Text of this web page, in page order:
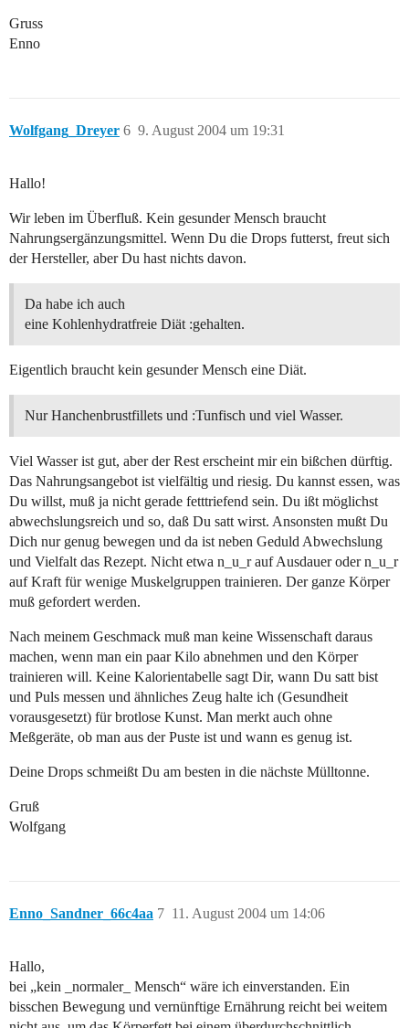
Gruss
Enno
Wolfgang_Dreyer 9. August 2004 um 19:31
6
Hallo!
Wir leben im Überfluß. Kein gesunder Mensch braucht
Nahrungsergänzungsmittel. Wenn Du die Drops futterst, freut sich
der Hersteller, aber Du hast nichts davon.
Da habe ich auch
eine Kohlenhydratfreie Diät :gehalten.
Eigentlich braucht kein gesunder Mensch eine Diät.
Nur Hanchenbrustfillets und :Tunfisch und viel Wasser.
Viel Wasser ist gut, aber der Rest erscheint mir ein bißchen dürftig.
Das Nahrungsangebot ist vielfältig und riesig. Du kannst essen, was
Du willst, muß ja nicht gerade fetttriefend sein. Du ißt möglichst
abwechslungsreich und so, daß Du satt wirst. Ansonsten mußt Du
Dich nur genug bewegen und da ist neben Geduld Abwechslung
und Vielfalt das Rezept. Nicht etwa n_u_r auf Ausdauer oder n_u_r
auf Kraft für wenige Muskelgruppen trainieren. Der ganze Körper
muß gefordert werden.
Nach meinem Geschmack muß man keine Wissenschaft daraus
machen, wenn man ein paar Kilo abnehmen und den Körper
trainieren will. Keine Kalorientabelle sagt Dir, wann Du satt bist
und Puls messen und ähnliches Zeug halte ich (Gesundheit
vorausgesetzt) für brotlose Kunst. Man merkt auch ohne
Meßgeräte, ob man aus der Puste ist und wann es genug ist.
Deine Drops schmeißt Du am besten in die nächste Mülltonne.
Gruß
Wolfgang
Enno_Sandner_66c4aa 11. August 2004 um 14:06
7
Hallo,
bei „kein _normaler_ Mensch“ wäre ich einverstanden. Ein
bisschen Bewegung und vernünftige Ernährung reicht bei weitem